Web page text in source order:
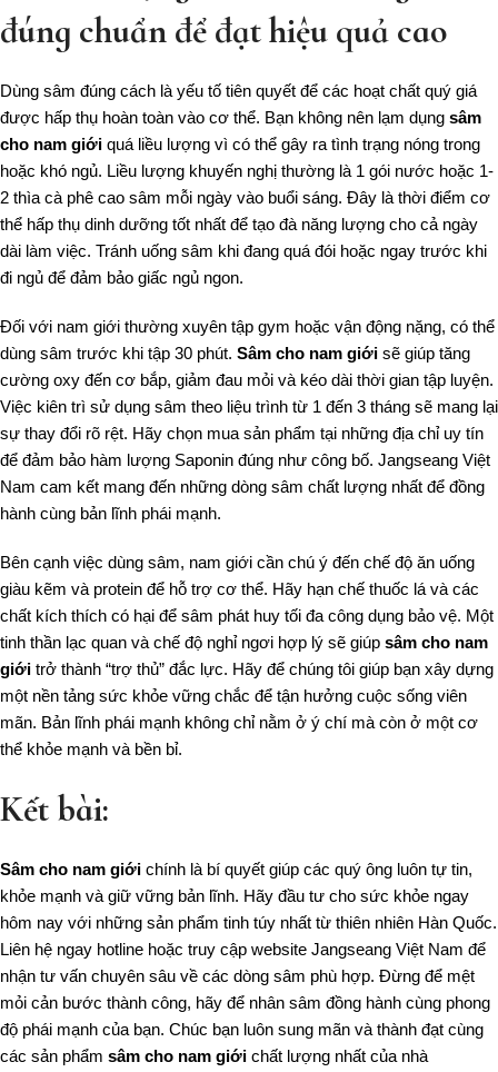
đúng chuẩn để đạt hiệu quả cao
Dùng sâm đúng cách là yếu tố tiên quyết để các hoạt chất quý giá
được hấp thụ hoàn toàn vào cơ thể. Bạn không nên lạm dụng sâm
cho nam giới quá liều lượng vì có thể gây ra tình trạng nóng trong
hoặc khó ngủ. Liều lượng khuyến nghị thường là 1 gói nước hoặc 1-
2 thìa cà phê cao sâm mỗi ngày vào buổi sáng. Đây là thời điểm cơ
thể hấp thụ dinh dưỡng tốt nhất để tạo đà năng lượng cho cả ngày
dài làm việc. Tránh uống sâm khi đang quá đói hoặc ngay trước khi
đi ngủ để đảm bảo giấc ngủ ngon.
Đối với nam giới thường xuyên tập gym hoặc vận động nặng, có thể
dùng sâm trước khi tập 30 phút. Sâm cho nam giới sẽ giúp tăng
cường oxy đến cơ bắp, giảm đau mỏi và kéo dài thời gian tập luyện.
Việc kiên trì sử dụng sâm theo liệu trình từ 1 đến 3 tháng sẽ mang lại
sự thay đổi rõ rệt. Hãy chọn mua sản phẩm tại những địa chỉ uy tín
để đảm bảo hàm lượng Saponin đúng như công bố. Jangseang Việt
Nam cam kết mang đến những dòng sâm chất lượng nhất để đồng
hành cùng bản lĩnh phái mạnh.
Bên cạnh việc dùng sâm, nam giới cần chú ý đến chế độ ăn uống
giàu kẽm và protein để hỗ trợ cơ thể. Hãy hạn chế thuốc lá và các
chất kích thích có hại để sâm phát huy tối đa công dụng bảo vệ. Một
tinh thần lạc quan và chế độ nghỉ ngơi hợp lý sẽ giúp sâm cho nam
giới trở thành “trợ thủ” đắc lực. Hãy để chúng tôi giúp bạn xây dựng
một nền tảng sức khỏe vững chắc để tận hưởng cuộc sống viên
mãn. Bản lĩnh phái mạnh không chỉ nằm ở ý chí mà còn ở một cơ
thể khỏe mạnh và bền bỉ.
Kết bài:
Sâm cho nam giới chính là bí quyết giúp các quý ông luôn tự tin,
khỏe mạnh và giữ vững bản lĩnh. Hãy đầu tư cho sức khỏe ngay
hôm nay với những sản phẩm tinh túy nhất từ thiên nhiên Hàn Quốc.
Liên hệ ngay hotline hoặc truy cập website Jangseang Việt Nam để
nhận tư vấn chuyên sâu về các dòng sâm phù hợp. Đừng để mệt
mỏi cản bước thành công, hãy để nhân sâm đồng hành cùng phong
độ phái mạnh của bạn. Chúc bạn luôn sung mãn và thành đạt cùng
các sản phẩm sâm cho nam giới chất lượng nhất của nhà